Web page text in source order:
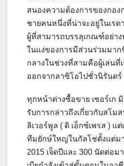
สนองความต้องการของกอง
ชายคนหนึ่งที่น่าจะอยู่ในเรด
ผู้ที่สามารถบรรลุเกณฑ์อย่า
ในแง่ของการมีส่วนร่วมมา
กลางในช่วงที่สามคือผู้เล่นที่
ออกจากลาซิโอไปชั่วนิรันดร์
ทุกหน้าต่างซื้อขาย เซอร์เก
รับการกล่าวถึงเกี่ยวกับสโม
ลิเวอร์พูล ( ดิ เอ็กซ์เพรส ) แ
ทีมยักษ์ใหญ่ในกัลโช่ตั้งแต่ม
2015 เจ็ดปีและ 300 นัดต่อม